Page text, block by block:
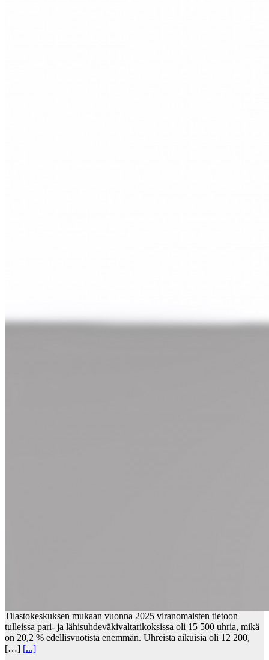
Tilastokeskuksen mukaan vuonna 2025 viranomaisten tietoon
tulleissa pari- ja lähisuhdeväkivaltarikoksissa oli 15 500 uhria, mikä
on 20,2 % edellisvuotista enemmän. Uhreista aikuisia oli 12 200,
[…] [...]